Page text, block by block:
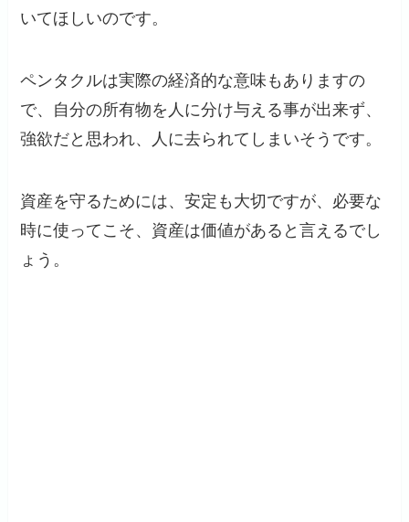
いてほしいのです。
ペンタクルは実際の経済的な意味もありますの
で、自分の所有物を人に分け与える事が出来ず、
強欲だと思われ、人に去られてしまいそうです。
資産を守るためには、安定も大切ですが、必要な
時に使ってこそ、資産は価値があると言えるでし
ょう。